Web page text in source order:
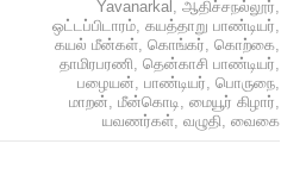
Yavanarkal , ஆதிச்சநல்லூர்,
ஒட்டப்பிடாரம், கயத்தாறு பாண்டியர்,
கயல் மீன்கள், கொங்கர், கொற்கை,
தாமிரபரணி, தென்காசி பாண்டியர்,
பழையன், பாண்டியர், பொருநை,
மாறன், மீன்கொடி, மையூர் கிழார்,
யவணர்கள், வழுதி, வைகை